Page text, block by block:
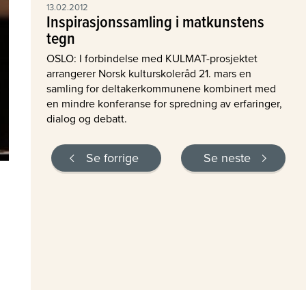
13.02.2012
Inspirasjonssamling i matkunstens
tegn
OSLO: I forbindelse med KULMAT-prosjektet
arrangerer Norsk kulturskoleråd 21. mars en
samling for deltakerkommunene kombinert med
en mindre konferanse for spredning av erfaringer,
dialog og debatt.
Se forrige Se neste